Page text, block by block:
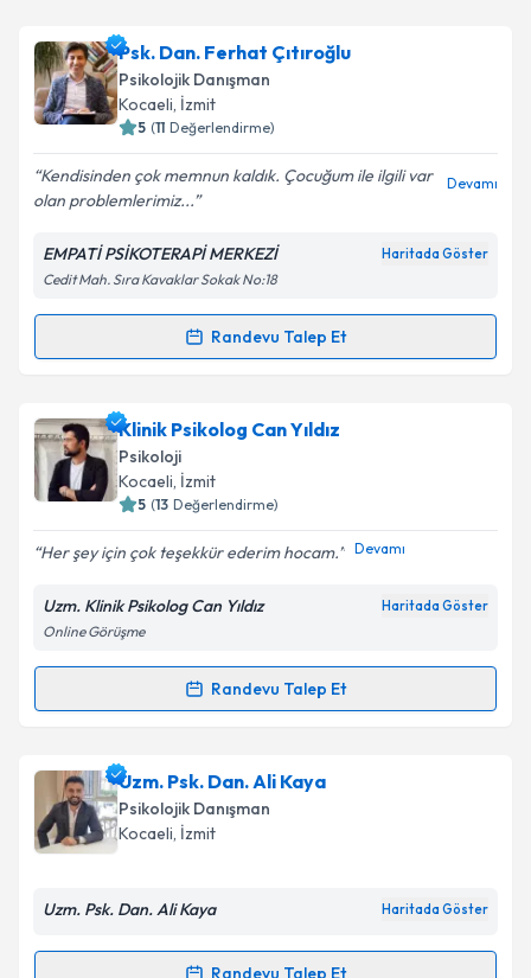
için bir takvim hazırlandığında e-posta ile
bilgilendireceğiz.
E-posta Adresiniz
Kişisel verilerimin işlenmesine ilişkin
Metni 'ni okudum ve kişisel verilerimin belirtilen
kapsamda işlenmesini kabul ediyorum.
Takvim Talebini Gönder
Psk. Dan. Ferhat Çıtıroğlu
Psikolojik Danışman
Kocaeli, İzmit
5 (11 Değerlendirme)
Kendisinden çok memnun kaldık. Çocuğum ile ilgili var
olan problemlerimiz...
Devamı
EMPATİ PSİKOTERAPİ MERKEZİ Haritada Göster
Cedit Mah. Sıra Kavaklar Sokak No:18
Randevu Talep Et
Randevu Takvimi Talebi
Psk. Dan. Ferhat Çıtıroğluiçin randevu takvimi
talebi oluşturun. Size bu uzmandan randevu almanız
için bir takvim hazırlandığında e-posta ile
bilgilendireceğiz.
E-posta Adresiniz
Kişisel verilerimin işlenmesine ilişkinAydınlatma
'ni okudum ve kişisel verilerimin belirtilen
kapsamda işlenmesini kabul ediyorum.
Takvim Talebini Gönder
Klinik Psikolog Can Yıldız
Psikoloji
Kocaeli, İzmit
5 (13 Değerlendirme)
Her şey için çok teşekkür ederim hocam. Devamı
Uzm. Klinik Psikolog Can Yıldız Haritada Göster
Online Görüşme
Randevu Talep Et
Randevu Takvimi Talebi
Klinik Psikolog Can Yıldıziçin randevu takvimi talebi
oluşturun. Size bu uzmandan randevu almanız için bir
takvim hazırlandığında e-posta ile bilgilendireceğiz.
Uzm. Psk. Dan. Ali Kaya
Psikolojik Danışman
Kocaeli, İzmit
Uzm. Psk. Dan. Ali Kaya Haritada Göster
Randevu Talep Et